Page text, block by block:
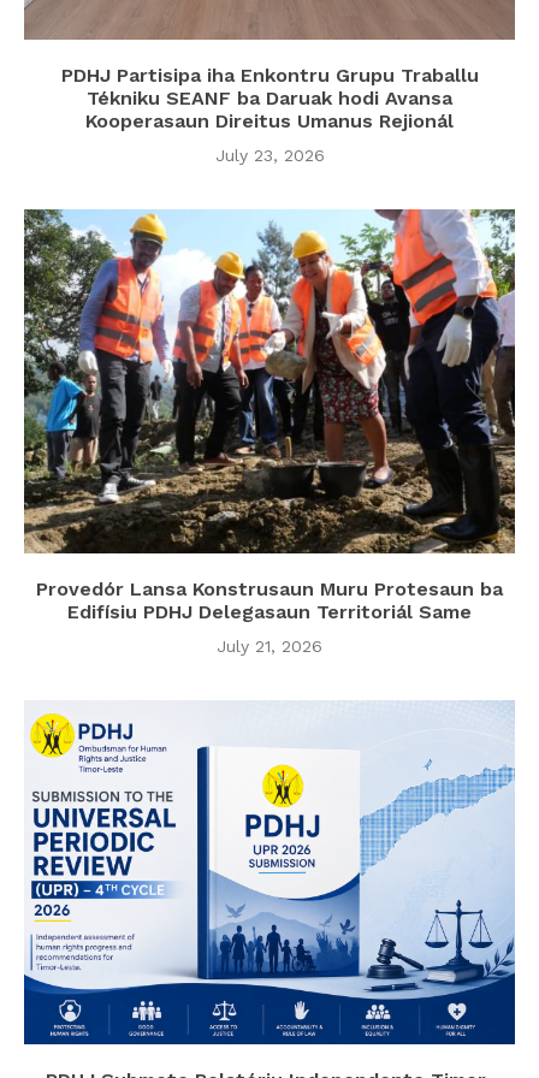
PDHJ Partisipa iha Enkontru Grupu Traballu
Tékniku SEANF ba Daruak hodi Avansa
Kooperasaun Direitus Umanus Rejionál
July 23, 2026
Provedór Lansa Konstrusaun Muru Protesaun ba
Edifísiu PDHJ Delegasaun Territoriál Same
July 21, 2026